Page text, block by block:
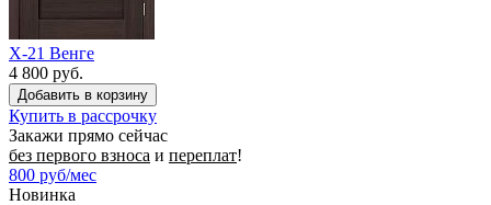
X-21 Венге
4 800 руб.
Купить в рассрочку
Закажи прямо сейчас
без первого взноса и переплат!
800 руб/мес
Новинка